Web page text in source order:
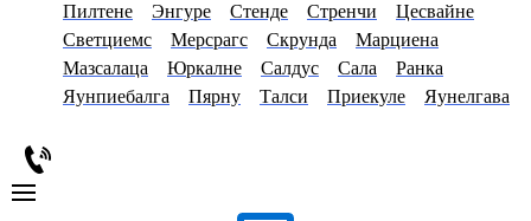
Пилтене Энгуре Стенде Стренчи
Цесвайне
Светциемс
Мерсрагс Скрунда
Марциена
Мазсалаца
Юркалне Салдус Сала
Ранка
Яунпиебалга
Пярну Талси Приекуле Яунелгава